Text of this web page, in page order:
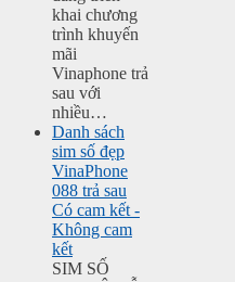
khai chương
trình khuyến
mãi
Vinaphone trả
sau với
nhiều…
Danh sách
sim số đẹp
VinaPhone
088 trả sau
Có cam kết -
Không cam
kết
SIM SỐ